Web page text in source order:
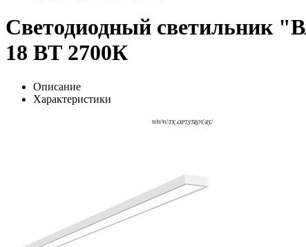
Светодиодный светильник
18 ВТ 2700К
Описание
Характеристики